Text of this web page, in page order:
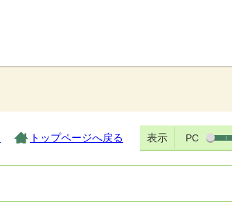
トップページへ戻る 表示 PC